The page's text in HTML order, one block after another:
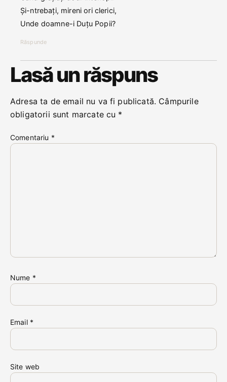
Și-ntrebați, mireni ori clerici,
Unde doamne-i Duțu Popii?
Răspunde
Lasă un răspuns
Adresa ta de email nu va fi publicată. Câmpurile
obligatorii sunt marcate cu *
Comentariu *
Nume *
Email *
Site web